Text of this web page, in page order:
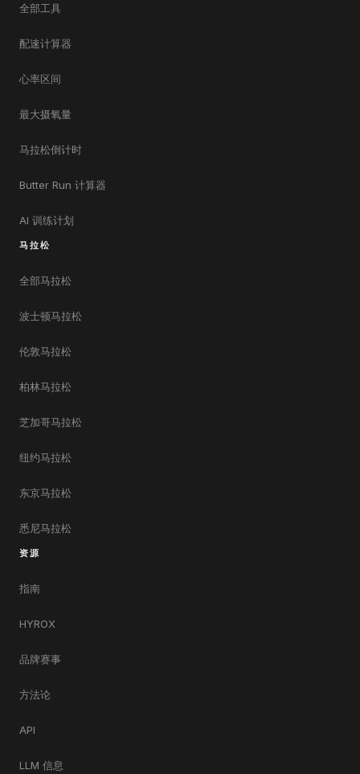
全部工具
配速计算器
心率区间
最大摄氧量
马拉松倒计时
Butter Run 计算器
AI 训练计划
马拉松
全部马拉松
波士顿马拉松
伦敦马拉松
柏林马拉松
芝加哥马拉松
纽约马拉松
东京马拉松
悉尼马拉松
资源
指南
HYROX
品牌赛事
方法论
API
LLM 信息